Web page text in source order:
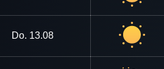
Do. 13.08